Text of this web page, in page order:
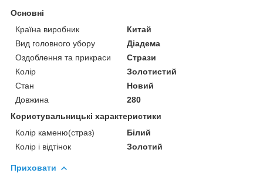
Основні
Країна виробник
Китай
Вид головного убору
Діадема
Оздоблення та прикраси
Стрази
Колір
Золотистий
Стан
Новий
Довжина
280
Користувальницькі характеристики
Колір каменю(страз)
Білий
Колір і відтінок
Золотий
Приховати